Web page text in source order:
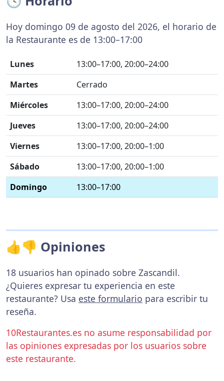
Hoy domingo 09 de agosto del 2026, el horario de
la Restaurante es de 13:00–17:00
Lunes
13:00–17:00, 20:00–24:00
Martes
Cerrado
Miércoles
13:00–17:00, 20:00–24:00
Jueves
13:00–17:00, 20:00–24:00
Viernes
13:00–17:00, 20:00–1:00
Sábado
13:00–17:00, 20:00–1:00
Domingo
13:00–17:00
👍👎 Opiniones
18 usuarios han opinado sobre Zascandil.
¿Quieres expresar tu experiencia en este
restaurante? Usa este formulario para escribir tu
reseña.
10Restaurantes.es no asume responsabilidad por
las opiniones expresadas por los usuarios sobre
este restaurante.